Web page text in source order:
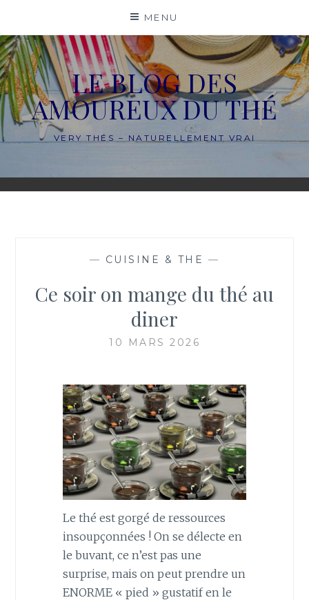
content
MENU
LE BLOG DES
AMOUREUX DU THÉ
VERY THÉS – NATURELLEMENT VRAI
— CUISINE & THE —
Ce soir on mange du thé au
diner
10 MARS 2026
Le thé est gorgé de ressources
insoupçonnées ! On se délecte en
le buvant, ce n’est pas une
surprise, mais on peut prendre un
ENORME « pied » gustatif en le